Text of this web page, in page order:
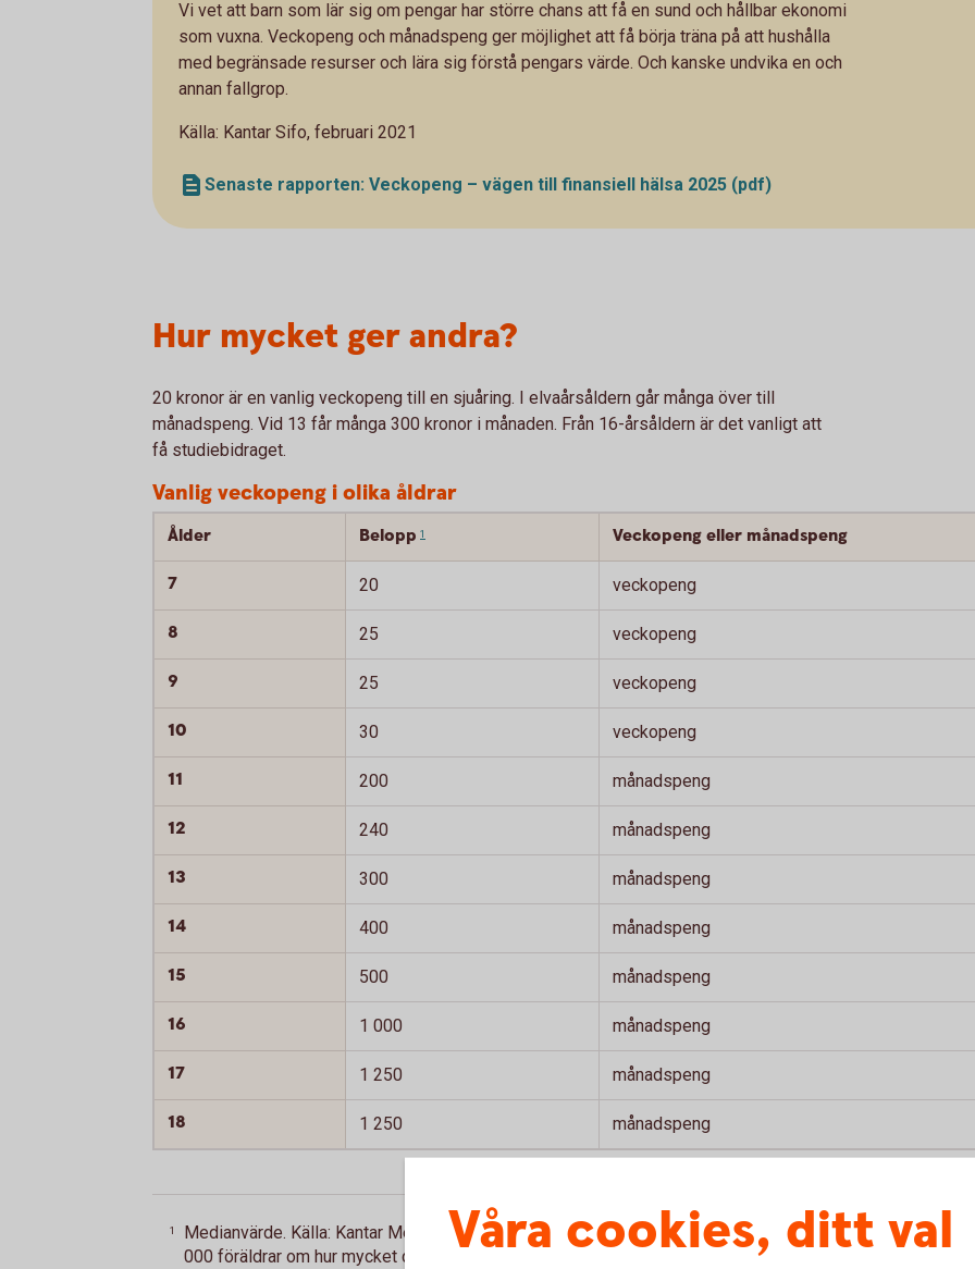
Vi vet att barn som lär sig om pengar har större chans att få en sund och hållbar ekonomi
som vuxna. Veckopeng och månadspeng ger möjlighet att få börja träna på att hushålla
med begränsade resurser och lära sig förstå pengars värde. Och kanske undvika en och
annan fallgrop.
Källa: Kantar Sifo, februari 2021
Senaste rapporten: Veckopeng – vägen till finansiell hälsa 2025 (pdf)
Hur mycket ger andra?
20 kronor är en vanlig veckopeng till en sjuåring. I elvaårsåldern går många över till
månadspeng. Vid 13 får många 300 kronor i månaden. Från 16-årsåldern är det vanligt att
få studiebidraget.
Vanlig veckopeng i olika åldrar
Ålder Belopp 1 Veckopeng eller månadspeng
7 20 veckopeng
8 25 veckopeng
9 25 veckopeng
10 30 veckopeng
11 200 månadspeng
12 240 månadspeng
13 300 månadspeng
14 400 månadspeng
15 500 månadspeng
16 1 000 månadspeng
17 1 250 månadspeng
18 1 250 månadspeng
1
Medianvärde. Källa: Kantar Media som på Swedbanks uppdrag frågat omkring 1
000 föräldrar om hur mycket de ger i veckopeng till sina barn (oktober 2025).
Våra cookies, ditt val